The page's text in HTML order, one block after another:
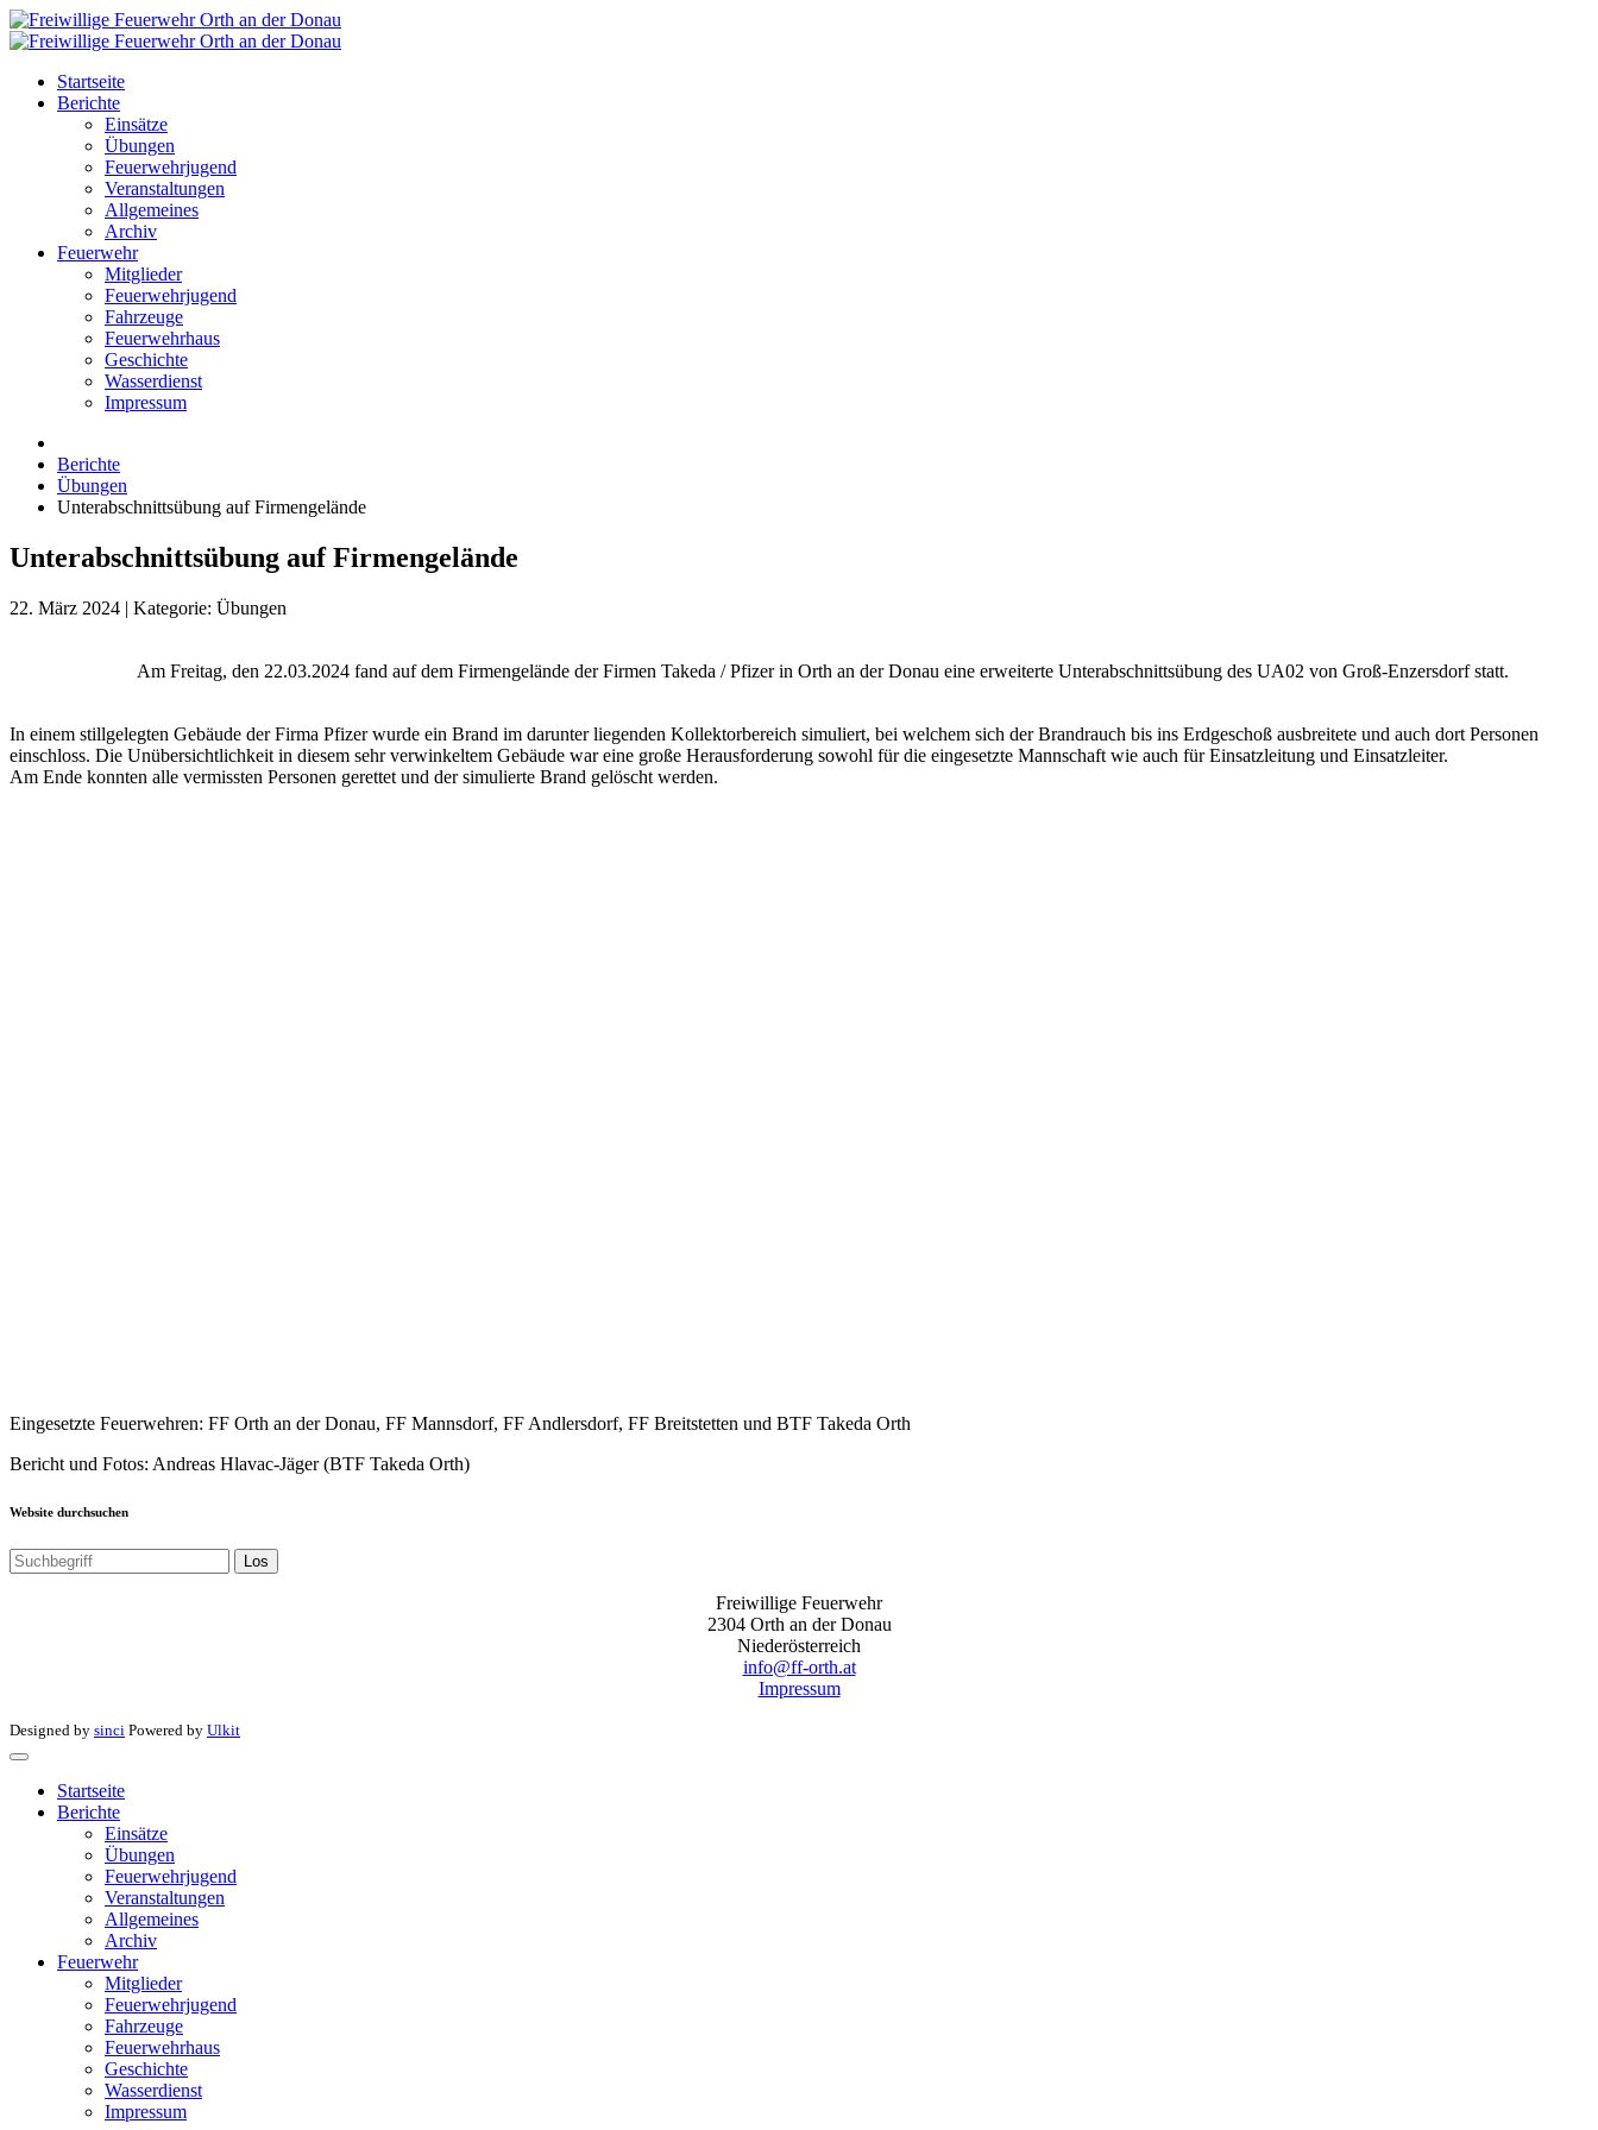
Startseite
Berichte
Einsätze
Übungen
Feuerwehrjugend
Veranstaltungen
Allgemeines
Archiv
Feuerwehr
Mitglieder
Feuerwehrjugend
Fahrzeuge
Feuerwehrhaus
Geschichte
Wasserdienst
Impressum
Berichte
Übungen
Unterabschnittsübung auf Firmengelände
Unterabschnittsübung auf Firmengelände
22. März 2024 | Kategorie: Übungen
Am Freitag, den 22.03.2024 fand auf dem Firmengelände der Firmen Takeda / Pfizer in Orth an der Donau eine erweiterte Unterabschnittsübung des UA02 von Groß-Enzersdorf statt.
In einem stillgelegten Gebäude der Firma Pfizer wurde ein Brand im darunter liegenden Kollektorbereich simuliert, bei welchem sich der Brandrauch bis ins Erdgeschoß ausbreitete und auch dort Personen
einschloss. Die Unübersichtlichkeit in diesem sehr verwinkeltem Gebäude war eine große Herausforderung sowohl für die eingesetzte Mannschaft wie auch für Einsatzleitung und Einsatzleiter.
Am Ende konnten alle vermissten Personen gerettet und der simulierte Brand gelöscht werden.
Eingesetzte Feuerwehren: FF Orth an der Donau, FF Mannsdorf, FF Andlersdorf, FF Breitstetten und BTF Takeda Orth
Bericht und Fotos: Andreas Hlavac-Jäger (BTF Takeda Orth)
Website durchsuchen
Los
Freiwillige Feuerwehr
2304 Orth an der Donau
Niederösterreich
info@ff-orth.at
Impressum
Designed by sinci Powered by Ulkit
Startseite
Berichte
Einsätze
Übungen
Feuerwehrjugend
Veranstaltungen
Allgemeines
Archiv
Feuerwehr
Mitglieder
Feuerwehrjugend
Fahrzeuge
Feuerwehrhaus
Geschichte
Wasserdienst
Impressum